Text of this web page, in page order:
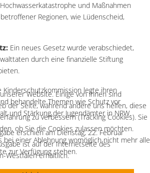
und Maßnahmen
Regionen, wie Lüdenscheid,
Ein neues Gesetz wurde verabschiedet,
durch eine finanzielle Stiftung
Kinderschutzkommission legte ihren
behandelte Themen wie Schutz vor
und Stärkung der Jugendämter in NRW​.
erschien am Dienstag, 22. Februar
ist auf der Internetseite des
Westfalen erhältlich.
Website. Einige von ihnen sind
der Seite, während andere uns helfen, diese
zu verbessern (Tracking Cookies). Sie
ob Sie die Cookies zulassen möchten.
bei einer Ablehnung womöglich nicht mehr alle
zur Verfügung stehen.